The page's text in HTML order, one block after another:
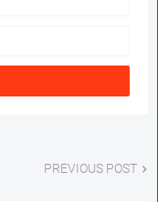
PREVIOUS POST